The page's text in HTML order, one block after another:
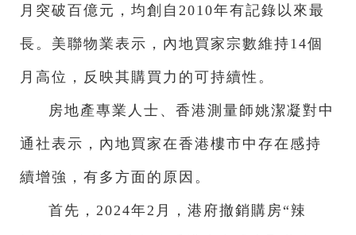
月突破百億元，均創自2010年有記錄以來最
長。美聯物業表示，內地買家宗數維持14個
月高位，反映其購買力的可持續性。
房地產專業人士、香港測量師姚潔凝對中
通社表示，內地買家在香港樓市中存在感持
續增強，有多方面的原因。
首先，2024年2月，港府撤銷購房“辣